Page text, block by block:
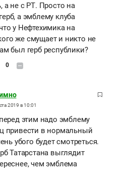
а не с РТ. Просто на
а эмблему клуба
у Нефтехимика на
же смущает и никто не
был герб республики?
0
2019 в 10:01
этим надо эмблему
привести в нормальный
убого будет смотреться.
Татарстана выглядит
чем эмблема